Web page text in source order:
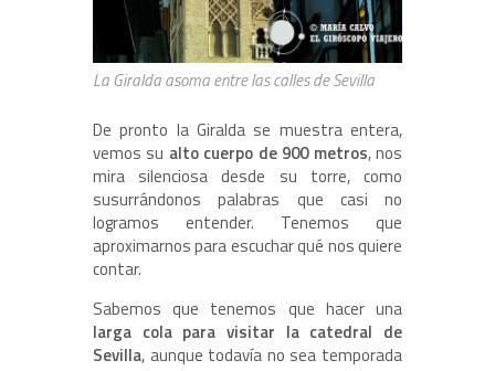
La Giralda asoma entre las calles de Sevilla
De pronto la Giralda se muestra entera,
vemos su alto cuerpo de 900 metros, nos
mira silenciosa desde su torre, como
susurrándonos palabras que casi no
logramos entender. Tenemos que
aproximarnos para escuchar qué nos quiere
contar.
Sabemos que tenemos que hacer una
larga cola para visitar la catedral de
Sevilla, aunque todavía no sea temporada